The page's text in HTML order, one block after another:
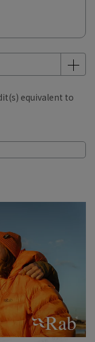
equivalent to